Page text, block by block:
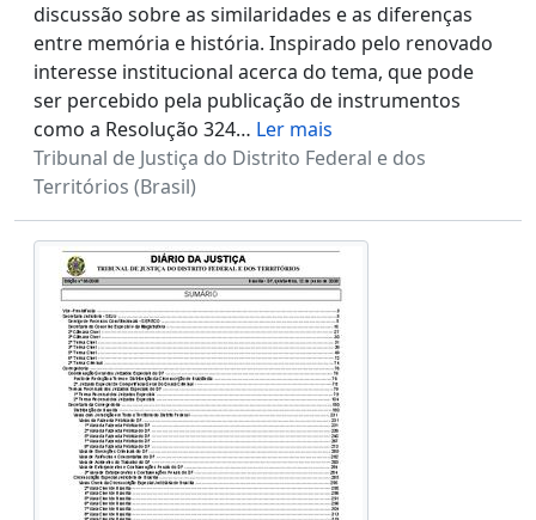
discussão sobre as similaridades e as diferenças
entre memória e história. Inspirado pelo renovado
interesse institucional acerca do tema, que pode
ser percebido pela publicação de instrumentos
como a Resolução 324… Ler mais
Tribunal de Justiça do Distrito Federal e dos
Territórios (Brasil)